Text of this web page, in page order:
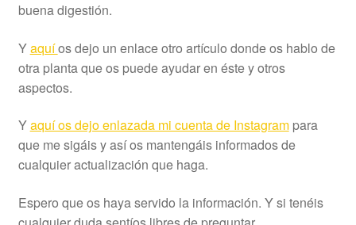
buena digestión.
Yaquíos dejo un enlace otro artículo donde os hablo de
otra planta que os puede ayudar en éste y otros
aspectos.
Yaquí os dejo enlazada mi cuenta de Instagrampara
que me sigáis y así os mantengáis informados de
cualquier actualización que haga.
Espero que os haya servido la información. Y si tenéis